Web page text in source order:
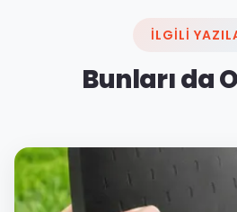
İLGILI
Bunları da